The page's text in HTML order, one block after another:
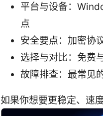
平台与设备：
点
安全要点：加密协
选择与对比：免费
故障排查：最常见
如果你想要更稳定、速